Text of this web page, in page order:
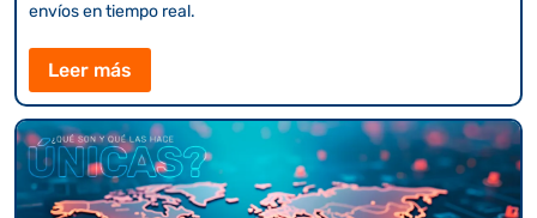
envíos en tiempo real.
Leer más